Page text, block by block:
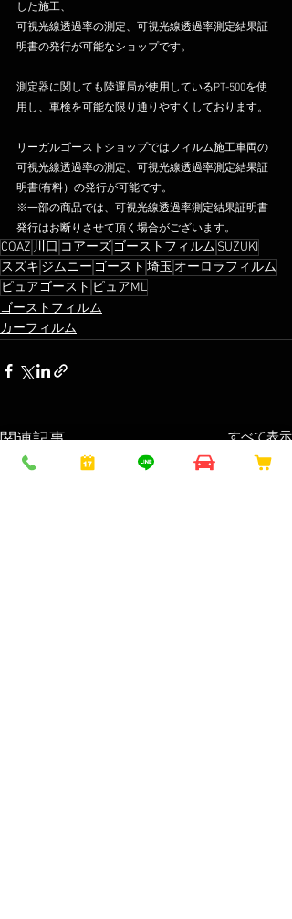
した施工、
可視光線透過率の測定、可視光線透過率測定結果証
明書の発行が可能なショップです。
測定器に関しても陸運局が使用しているPT-500を使
用し、車検を可能な限り通りやすくしております。
リーガルゴーストショップではフィルム施工車両の
可視光線透過率の測定、可視光線透過率測定結果証
明書(有料）の発行が可能です。
※一部の商品では、可視光線透過率測定結果証明書
発行はお断りさせて頂く場合がございます。
COAZ 川口 コアーズ ゴーストフィルム SUZUKI
スズキ ジムニー ゴースト 埼玉オーロラフィルム
ピュアゴースト ピュアML
ゴーストフィルム
カーフィルム
関連記事 すべて表示